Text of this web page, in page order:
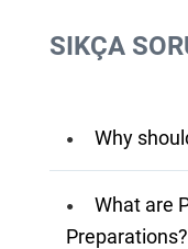
SIKÇA
Why
What are
Preparations?